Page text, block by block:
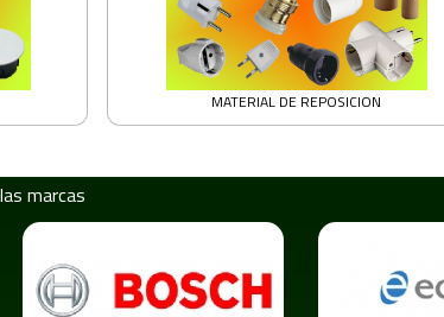
MATERIAL DE REPOSICION
marcas